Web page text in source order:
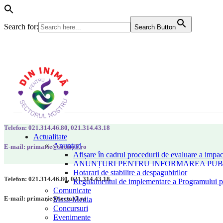
Search for: Search Button
Actualitate
Anunțuri
Afișare în cadrul procedurii de evaluare a
ANUNȚURI PENTRU INFORMAREA
Hotarari de stabilire a despagubirilor
Regulamentul de implementare a Programului
Comunicate
Mass-Media
Concursuri
Evenimente
Telefon: 021.314.46.80, 021.314.43.18
E-mail: primarie@sector5.ro
Telefon: 021.314.46.80, 021.314.43.18
E-mail: primarie@sector5.ro